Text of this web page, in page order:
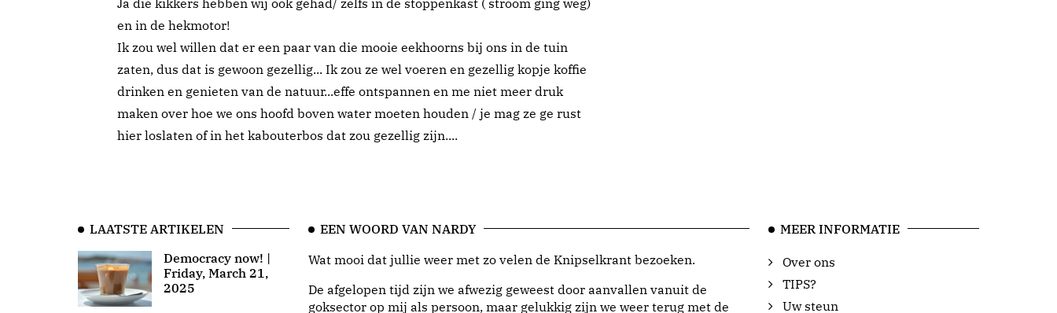
Ja die kikkers hebben wij ook gehad/ zelfs in de stoppenkast ( stroom ging weg)
en in de hekmotor!
Ik zou wel willen dat er een paar van die mooie eekhoorns bij ons in de tuin
zaten, dus dat is gewoon gezellig... Ik zou ze wel voeren en gezellig kopje koffie
drinken en genieten van de natuur...effe ontspannen en me niet meer druk
maken over hoe we ons hoofd boven water moeten houden / je mag ze ge rust
hier loslaten of in het kabouterbos dat zou gezellig zijn....
LAATSTE ARTIKELEN
Democracy now! |
Friday, March 21,
2025
EEN WOORD VAN NARDY
Wat mooi dat jullie weer met zo velen de Knipselkrant bezoeken.
De afgelopen tijd zijn we afwezig geweest door aanvallen vanuit de
goksector op mij als persoon, maar gelukkig zijn we weer terug met de
MEER INFORMATIE
Over ons
TIPS?
Uw steun